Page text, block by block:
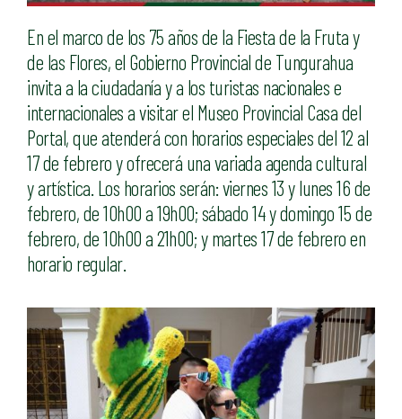
En el marco de los 75 años de la Fiesta de la Fruta y
de las Flores, el Gobierno Provincial de Tungurahua
invita a la ciudadanía y a los turistas nacionales e
internacionales a visitar el Museo Provincial Casa del
Portal, que atenderá con horarios especiales del 12 al
17 de febrero y ofrecerá una variada agenda cultural
y artística. Los horarios serán: viernes 13 y lunes 16 de
febrero, de 10h00 a 19h00; sábado 14 y domingo 15 de
febrero, de 10h00 a 21h00; y martes 17 de febrero en
horario regular.